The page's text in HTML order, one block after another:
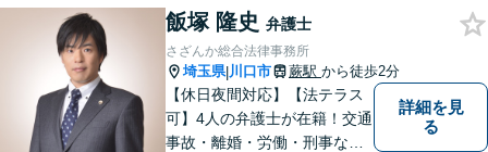
す。親身な対応には定評がご
ざいます。【FP２級】【宅
建】
飯塚 隆史 弁護士
さざんか総合法律事務所
埼玉県|川口市 蕨駅 から徒歩2分
【休日夜間対応】【法テラス
可】4人の弁護士が在籍！交通
事故・離婚・労働・刑事な
詳細を見
る